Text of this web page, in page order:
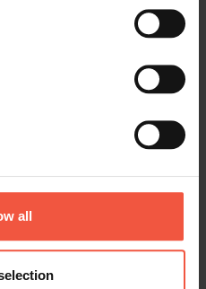
all
von den störenden Lichtern
den Abendhimmel an Deck,
allen Schiffen verfügbar).
an Bord informiert über
per Lautsprecher, den Sie in
wenn Sie wollen.
zur Nordlicht-Vorhersage,
von Visit Norway.
Beobachtungen nicht